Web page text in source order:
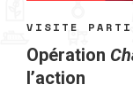
VISITE
Opération
l’action